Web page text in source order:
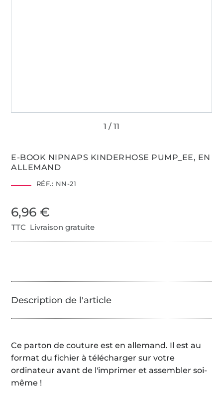
E-BOOK NIPNAPS KINDERHOSE PUMP_EE, EN
ALLEMAND
RÉF.: NN-21
6,96 €
TTC Livraison gratuite
Ce parton de couture est en allemand. Il est au
format du fichier à télécharger sur votre
ordinateur avant de l'imprimer et assembler soi-
même !